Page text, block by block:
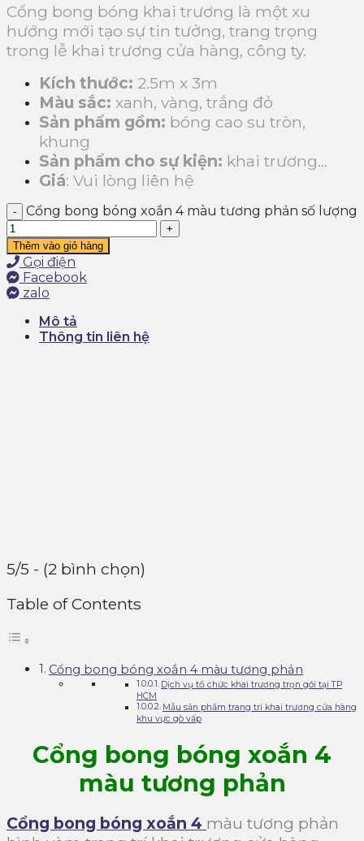
Cổng bong bóng khai trương là một xu
hướng mới tạo sự tin tưởng, trang trọng
trong lễ khai trương cửa hàng, công ty.
Kích thước: 2.5m x 3m
Màu sắc: xanh, vàng, trắng đỏ
Sản phẩm gồm: bóng cao su tròn,
khung
Sản phẩm cho sự kiện: khai trương…
Giá: Vui lòng liên hệ
Cổng bong bóng xoắn 4 màu tương phản số lượng
Thêm vào giỏ hàng
Gọi điện
Facebook
zalo
Mô tả
Thông tin liên hệ
5/5 - (2 bình chọn)
Table of Contents
Cổng bong bóng xoắn 4 màu tương phản
Dịch vụ tổ chức khai trương trọn gói tại TP
HCM
Mẫu sản phẩm trang trí khai trương cửa hàng
khu vực gò vấp
Cổng bong bóng xoắn 4
màu tương phản
Cổng bong bóng xoắn 4 màu tương phản